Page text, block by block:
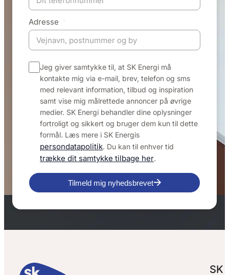
Adresse
Jeg giver samtykke til, at SK Energi må
kontakte mig via e-mail, brev, telefon og sms
med relevant information, tilbud og inspiration
samt vise mig målrettede annoncer på øvrige
medier. SK Energi behandler dine oplysninger
fortroligt og sikkert og bruger dem kun til dette
formål. Læs mere i SK Energis
persondatapolitik. Du kan til enhver tid
trække dit samtykke tilbage her.
Tilmeld mig nyhedsbrevet
SK